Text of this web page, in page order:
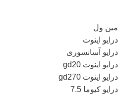
مین ول
درایو اینوت
درایو آسانسوری
درایو اینوت gd20
درایو اینوت gd270
درایو کیوما 7.5